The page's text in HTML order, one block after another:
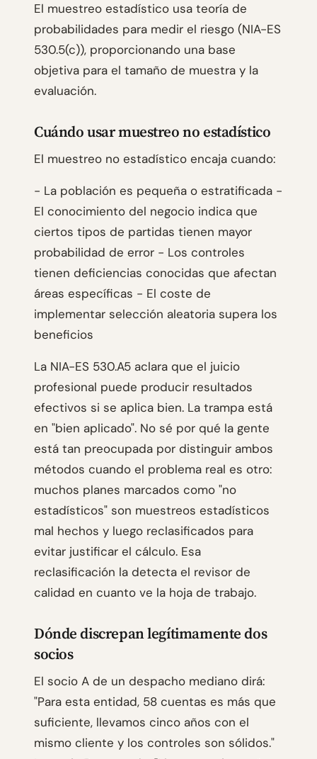
El muestreo estadístico usa teoría de
probabilidades para medir el riesgo (NIA-ES
530.5(c)), proporcionando una base
objetiva para el tamaño de muestra y la
evaluación.
Cuándo usar muestreo no estadístico
El muestreo no estadístico encaja cuando:
- La población es pequeña o estratificada -
El conocimiento del negocio indica que
ciertos tipos de partidas tienen mayor
probabilidad de error - Los controles
tienen deficiencias conocidas que afectan
áreas específicas - El coste de
implementar selección aleatoria supera los
beneficios
La NIA-ES 530.A5 aclara que el juicio
profesional puede producir resultados
efectivos si se aplica bien. La trampa está
en "bien aplicado". No sé por qué la gente
está tan preocupada por distinguir ambos
métodos cuando el problema real es otro:
muchos planes marcados como "no
estadísticos" son muestreos estadísticos
mal hechos y luego reclasificados para
evitar justificar el cálculo. Esa
reclasificación la detecta el revisor de
calidad en cuanto ve la hoja de trabajo.
Dónde discrepan legítimamente dos
socios
El socio A de un despacho mediano dirá:
"Para esta entidad, 58 cuentas es más que
suficiente, llevamos cinco años con el
mismo cliente y los controles son sólidos."